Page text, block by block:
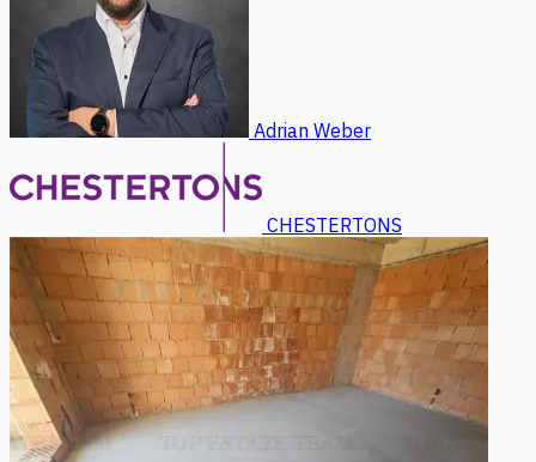
Adrian Weber
CHESTERTONS